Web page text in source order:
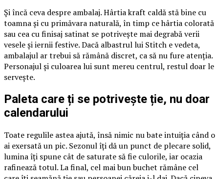
Și încă ceva despre ambalaj. Hârtia kraft caldă stă bine cu
toamna și cu primăvara naturală, în timp ce hârtia colorată
sau cea cu finisaj satinat se potrivește mai degrabă verii
vesele și iernii festive. Dacă albastrul lui Stitch e vedeta,
ambalajul ar trebui să rămână discret, ca să nu fure atenția.
Personajul și culoarea lui sunt mereu centrul, restul doar le
servește.
Paleta care ți se potrivește ție, nu doar
calendarului
Toate regulile astea ajută, însă nimic nu bate intuiția când o
ai exersată un pic. Sezonul îți dă un punct de plecare solid,
lumina îți spune cât de saturate să fie culorile, iar ocazia
rafinează totul. La final, cel mai bun buchet rămâne cel